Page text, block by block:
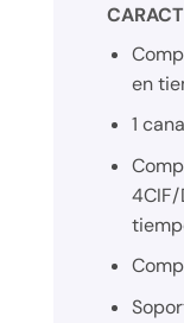
en
1
4CIF/